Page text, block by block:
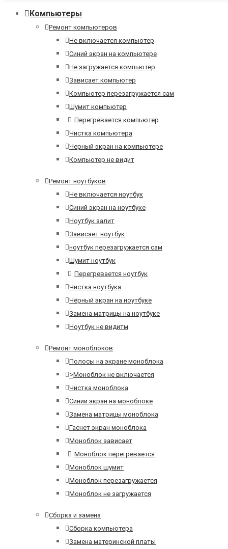
Компьютеры
Ремонт компьютеров
Не включается компьютер
Синий экран на компьютере
Не загружается компьютер
Зависает компьютер
Компьютер перезагружается сам
Шумит компьютер
Перегревается компьютер
Чистка компьютера
Черный экран на компьютере
Компьютер не видит
Ремонт ноутбуков
Не включается ноутбук
Синий экран на ноутбуке
Ноутбук залит
Зависает ноутбук
ноутбук перезагружается сам
Шумит ноутбук
Перегревается ноутбук
Чистка ноутбука
Чёрный экран на ноутбуке
Замена матрицы на ноутбуке
Ноутбук не видитм
Ремонт моноблоков
Полосы на экране моноблока
>Моноблок не включается
Чистка моноблока
Синий экран на моноблоке
Замена матрицы моноблока
Гаснет экран моноблока
Моноблок зависает
Моноблок перегревается
Моноблок шумит
Моноблок перезагружается
Моноблок не загружается
Сборка и замена
Сборка компьютера
Замена материнской платы